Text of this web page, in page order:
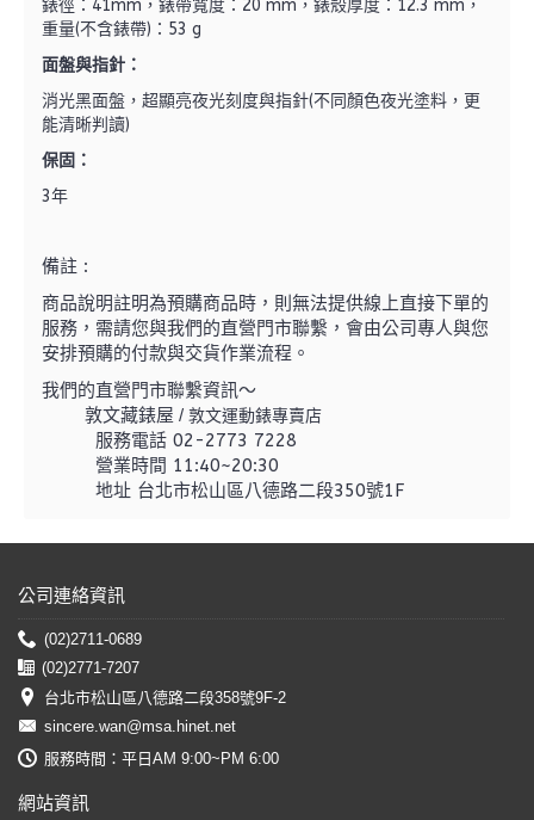
錶徑：41mm，錶帶寬度：20 mm，錶殼厚度：12.3 mm，
重量(不含錶帶)：53 g
面盤與指針：
消光黑面盤，超顯亮夜光刻度與指針(不同顏色夜光塗料，更
能清晰判讀)
保固 ：
3年
備註 :
商品說明註明為預購商品時，則無法提供線上直接下單的
服務，需請您與我們的直營門市聯繫， 會由公司專人與您
安排預購的付款與交貨作業流程。
我們的直營門市聯繫資訊～
敦文藏錶屋 / 敦文運動錶專賣店
服務電話 02-2773 7228
營業時間 11:40~20:30
地址 台北市松山區八德路二段350號1F
公司連絡資訊
(02)2711-0689
(02)2771-7207
台北市松山區八德路二段358號9F-2
sincere.wan@msa.hinet.net
服務時間：平日AM 9:00~PM 6:00
網站資訊